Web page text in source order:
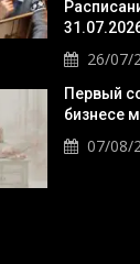
26/07/
Первый
бизнесе
07/08/